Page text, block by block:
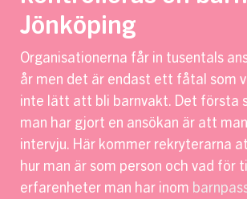
Jönköping
Organisationerna får in tusentals
år men det är endast ett fåtal som
inte lätt att bli barnvakt. Det första
man har gjort en ansökan är att
intervju. Här kommer rekryterarna
hur man är som person och vad för
erfarenheter man har inom